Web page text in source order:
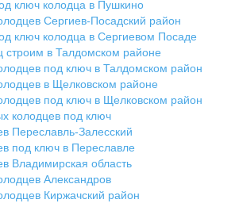
ключ колодца в Пушкино
Сергиев-Посадский район
ключ колодца в Сергиевом Посаде
строим в Талдомском районе
под ключ в Талдомском район
в Щелковском районе
под ключ в Щелковском район
колодцев под ключ
Переславль-Залесский
под ключ в Переславле
Владимирская область
Александров
Киржачский район